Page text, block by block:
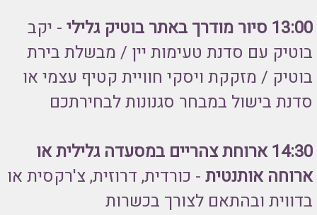
13:00 סיור מודרך באתר בוטיק גלילי - יקב
בוטיק עם סדנת טעימות יין / מבשלת בירת
בוטיק / מזקקת ויסקי חוויית קטיף עצמי או
סדנת בישול במבחר סגנונות לבחירתכם
14:30 ארוחת צהריים במסעדה גלילית או
ארוחה אותנטית - כורדית, דרוזית, צ'רקסית או
בדווית ובהתאם לצורך בכשרות